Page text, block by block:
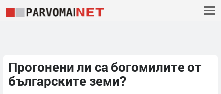
Прогонени ли са богомилите от
българските земи?